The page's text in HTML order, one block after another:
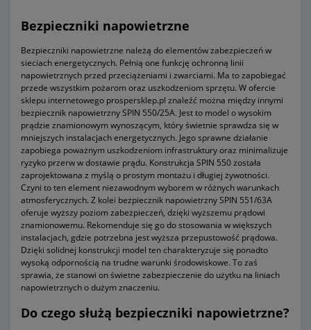
Bezpieczniki napowietrzne
Bezpieczniki napowietrzne należą do elementów zabezpieczeń w
sieciach energetycznych. Pełnią one funkcję ochronną linii
napowietrznych przed przeciążeniami i zwarciami. Ma to zapobiegać
przede wszystkim pożarom oraz uszkodzeniom sprzętu. W ofercie
sklepu internetowego prospersklep.pl znaleźć można między innymi
bezpiecznik napowietrzny SPIN 550/25A. Jest to model o wysokim
prądzie znamionowym wynoszącym, który świetnie sprawdza się w
mniejszych instalacjach energetycznych. Jego sprawne działanie
zapobiega poważnym uszkodzeniom infrastruktury oraz minimalizuje
ryzyko przerw w dostawie prądu. Konstrukcja SPIN 550 została
zaprojektowana z myślą o prostym montażu i długiej żywotności.
Czyni to ten element niezawodnym wyborem w różnych warunkach
atmosferycznych. Z kolei bezpiecznik napowietrzny SPIN 551/63A
oferuje wyższy poziom zabezpieczeń, dzięki wyższemu prądowi
znamionowemu. Rekomenduje się go do stosowania w większych
instalacjach, gdzie potrzebna jest wyższa przepustowość prądowa.
Dzięki solidnej konstrukcji model ten charakteryzuje się ponadto
wysoką odpornością na trudne warunki środowiskowe. To zaś
sprawia, że stanowi on świetne zabezpieczenie do użytku na liniach
napowietrznych o dużym znaczeniu.
Do czego służą bezpieczniki napowietrzne?